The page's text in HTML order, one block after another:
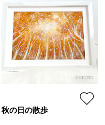
秋の日の散歩